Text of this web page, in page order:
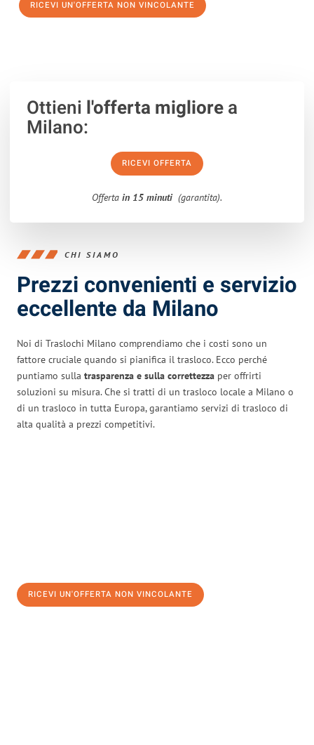
RICEVI UN'OFFERTA NON VINCOLANTE
Ottieni l'offerta migliorea
Milano:
RICEVI OFFERTA
Offerta in 15 minuti (garantita).
CHI SIAMO
Prezzi convenienti e servizio
eccellente da Milano
Noi di Traslochi Milano comprendiamo che i costi sono un
fattore cruciale quando si pianifica il trasloco. Ecco perché
puntiamo sulla trasparenza e sulla correttezza per offrirti
soluzioni su misura. Che si tratti di un trasloco locale a Milano o
di un trasloco in tutta Europa, garantiamo servizi di trasloco di
alta qualità a prezzi competitivi.
RICEVI UN'OFFERTA NON VINCOLANTE